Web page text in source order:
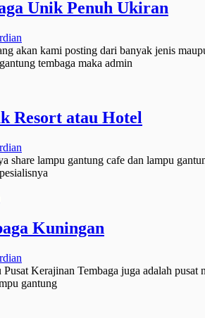
Unik Penuh Ukiran
akan kami posting dari banyak jenis
tembaga maka admin
Resort atau Hotel
share lampu gantung cafe dan lampu
Kuningan
Kerajinan Tembaga juga adalah
gantung